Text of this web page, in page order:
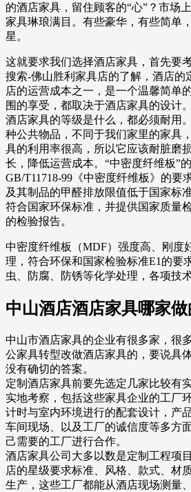
的酒店家具，留住顾客的“心”？市场
家具琳琅满目。有些豪华，有些简单
星。
这就要求我们选择酒店家具，首先要
搜索-佛山胜利家具店的了解，酒店的
店的运营成本之一，是一个温馨简单
围的享受，都取决于酒店家具的设计
酒店家具的等级是什么，都必须耐用
种公共物品，不同于我们家里的家具
具的利用率很高，所以它应该耐脏磨
长，降低运营成本。“中密度纤维板”
GB/T11718-99《中密度纤维板》的要
及其制品的甲醛排放限值低于国家标
符合国家环保标准，并提供国家质量
的检验报告。
中密度纤维板（MDF）强度高、刚度
理，符合环保和国家检验标准E1的要
虫、防腐、防锈等化学处理，各项技
中山酒店酒店家具哪家
中山市酒店家具的企业有很多家，很
公家具转型改做酒店家具的，要说具
没有确切的答案。
定制酒店家具前要先选定几家比较有
实地考察，包括这些家具企业的工厂
计时与室内环境进行的配套设计，产
车间现场、以及工厂的诚信度等多方
己需要的工厂进行合作。
酒店家具公司大多以数是定制工程项
店的星级要求标准、风格、款式、材
生产，这些工厂都能从酒店现场测量